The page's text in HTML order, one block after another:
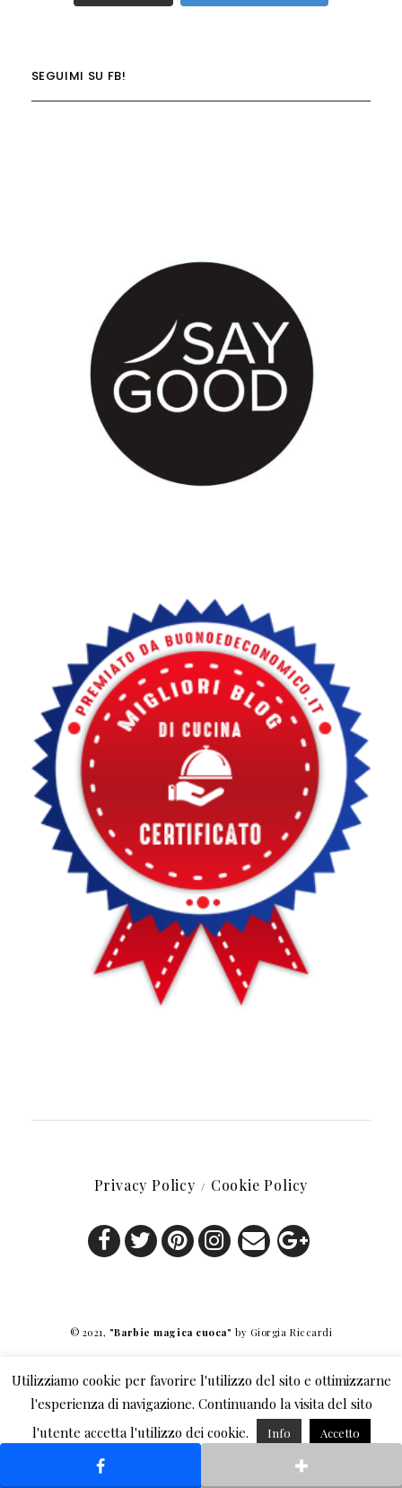
SEGUIMI SU FB!
Privacy Policy Cookie Policy
© 2021, "Barbie magica cuoca" by Giorgia Riccardi
Utilizziamo cookie per favorire l'utilizzo del sito e ottimizzarne
l'esperienza di navigazione. Continuando la visita del sito
l'utente accetta l'utilizzo dei cookie.
Info Accetto